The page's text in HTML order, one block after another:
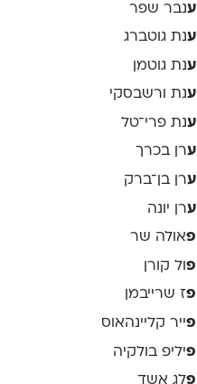
ענבר שפר
ענת גוטברג
ענת גוטמן
ענת ורשבסקי
ענת פרי־טל
ערן בכרך
ערן בן־ברק
ערן יונה
פאולה שר
פ ול קורן
פז שרייבמן
פייר קליינהאוס
פיליפ בולקיה
פלג אשד